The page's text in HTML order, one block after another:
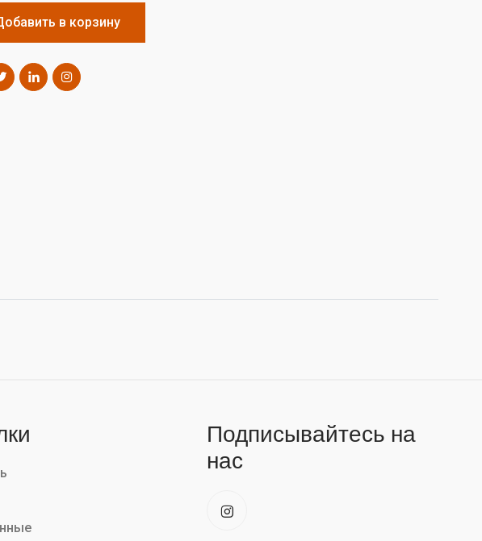
в корзину
Подписывайтесь на
нас